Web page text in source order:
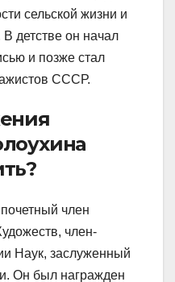
сельской жизни и
детстве он начал
и позже стал
СССР.
член
член-
Наук, заслуженный
Он был награжден